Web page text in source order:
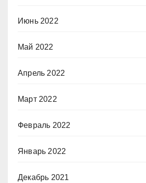
Июнь 2022
Май 2022
Апрель 2022
Март 2022
Февраль 2022
Январь 2022
Декабрь 2021